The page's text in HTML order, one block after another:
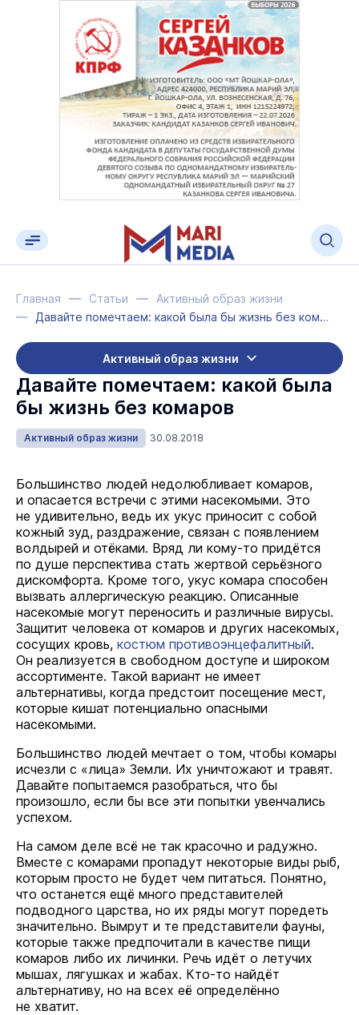
Главная Статьи
Активный образ жизни
Давайте помечтаем: какой была бы жизнь без комаров
Активный образ жизни
Давайте помечтаем: какой была
бы жизнь без комаров
Активный образ жизни 30.08.2018
Большинство людей недолюбливает комаров,
и опасается встречи с этими насекомыми. Это
не удивительно, ведь их укус приносит с собой
кожный зуд, раздражение, связан с появлением
волдырей и отёками. Вряд ли кому-то придётся
по душе перспектива стать жертвой серьёзного
дискомфорта. Кроме того, укус комара способен
вызвать аллергическую реакцию. Описанные
насекомые могут переносить и различные вирусы.
Защитит человека от комаров и других насекомых,
сосущих кровь, костюм противоэнцефалитный.
Он реализуется в свободном доступе и широком
ассортименте. Такой вариант не имеет
альтернативы, когда предстоит посещение мест,
которые кишат потенциально опасными
насекомыми.
Большинство людей мечтает о том, чтобы комары
исчезли с «лица» Земли. Их уничтожают и травят.
Давайте попытаемся разобраться, что бы
произошло, если бы все эти попытки увенчались
успехом.
На самом деле всё не так красочно и радужно.
Вместе с комарами пропадут некоторые виды рыб,
которым просто не будет чем питаться. Понятно,
что останется ещё много представителей
подводного царства, но их ряды могут поредеть
значительно. Вымрут и те представители фауны,
которые также предпочитали в качестве пищи
комаров либо их личинки. Речь идёт о летучих
мышах, лягушках и жабах. Кто-то найдёт
альтернативу, но на всех её определённо
не хватит.